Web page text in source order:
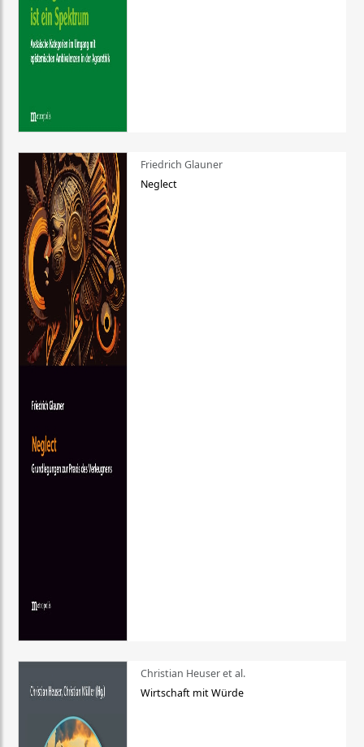
Friedrich Glauner
Neglect
Christian Heuser et al.
Wirtschaft mit Würde